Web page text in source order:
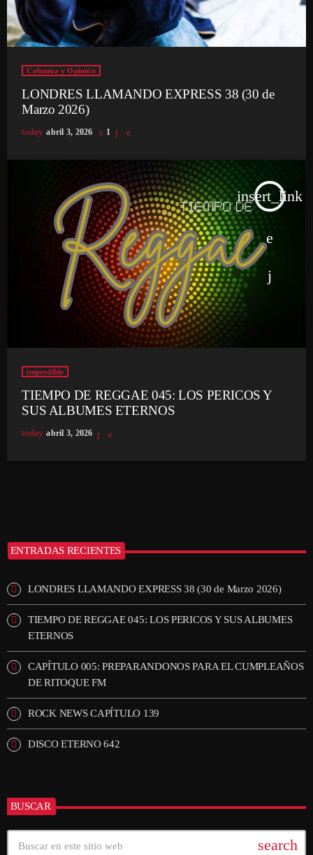
Columna y Opinión
LONDRES LLAMANDO EXPRESS 38 (30 de
Marzo 2026)
today abril 3, 2026 1
insert_link
imperdible
TIEMPO DE REGGAE 045: LOS PERICOS Y
SUS ALBUMES ETERNOS
today abril 3, 2026
ENTRADAS RECIENTES
LONDRES LLAMANDO EXPRESS 38 (30 de Marzo 2026)
TIEMPO DE REGGAE 045: LOS PERICOS Y SUS ALBUMES
ETERNOS
CAPÍTULO 005: PREPARANDONOS PARA EL CUMPLEAÑOS
DE RITOQUE FM
ROCK NEWS CAPÍTULO 139
DISCO ETERNO 642
BUSCAR
search